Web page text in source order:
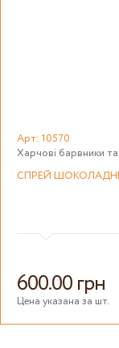
Арт: 10570
Харчові барвники
СПРЕЙ
600.00 грн
Цена указана за шт.